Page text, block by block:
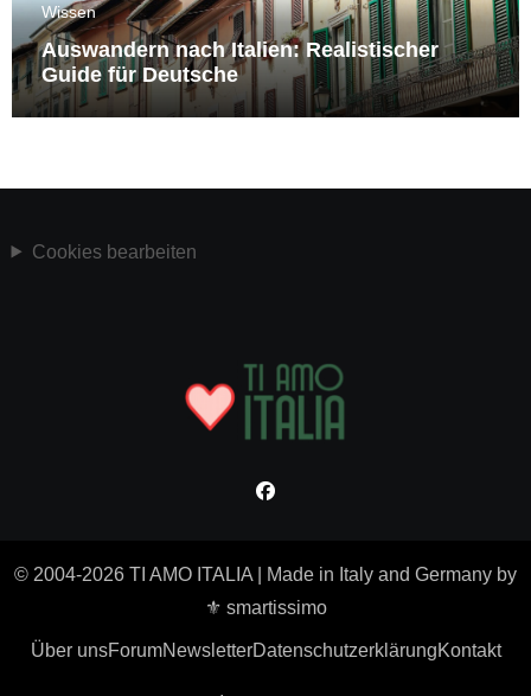
Wissen
Auswandern nach Italien: Realistischer
Guide für Deutsche
Cookies bearbeiten
© 2004-2026 TI AMO ITALIA
Made in Italy and Germany by
⚜ smartissimo
Über unsForumNewsletterDatenschutzerklärungKontakt